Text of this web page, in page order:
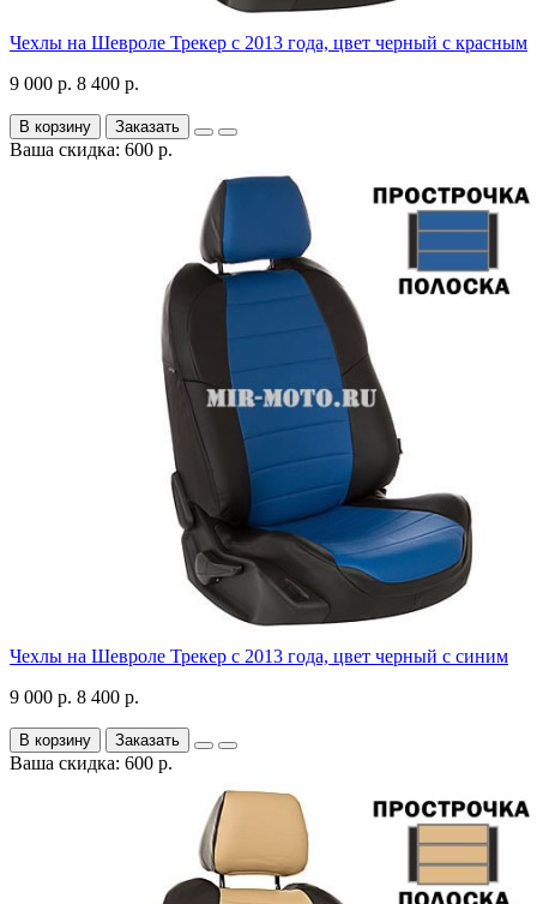
Чехлы на Шевроле Трекер с 2013 года, цвет черный с красным
9 000 р. 8 400 р.
В корзину Заказать
Ваша скидка: 600 р.
Чехлы на Шевроле Трекер с 2013 года, цвет черный с синим
9 000 р. 8 400 р.
В корзину Заказать
Ваша скидка: 600 р.